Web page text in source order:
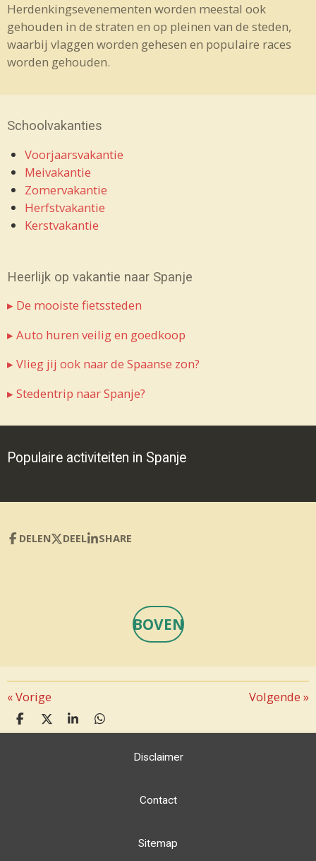
Herdenkingsevenementen worden meestal ook
gehouden in de straten en op pleinen van de steden,
waarbij vlaggen worden gehesen en populaire races
worden gehouden.
Schoolvakanties
Voorjaarsvakantie
Meivakantie
Zomervakantie
Herfstvakantie
Kerstvakantie
Heerlijk op vakantie naar Spanje
▸ De mooiste fietssteden
▸ Auto huren veilig en goedkoop
▸ Vlieg jij ook naar de Spaanse zon?
▸ Stedentrip naar Spanje?
Populaire activiteiten in Spanje
DELEN DEEL SHARE
BOVEN
«Vorige Volgende »
D
E
D
E
S
H
D
E
Disclaimer
Contact
Sitemap